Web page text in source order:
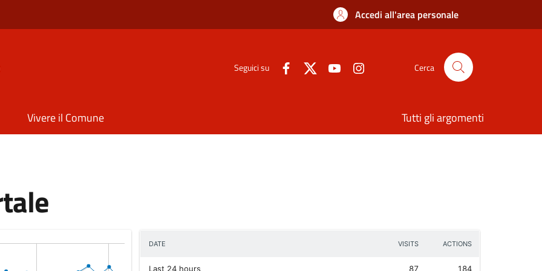
Accedi all'area personale
Seguici su Cerca
Vivere il Comune Tutti gli argomenti